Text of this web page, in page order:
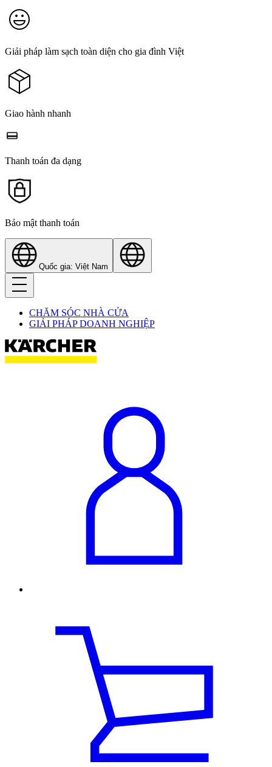
Giải pháp làm sạch toàn diện cho gia đình Việt
Giao hành nhanh
Thanh toán đa dạng
Bảo mật thanh toán
Quốc gia: Việt Nam
CHĂM SÓC NHÀ CỬA
GIẢI PHÁP DOANH NGHIỆP